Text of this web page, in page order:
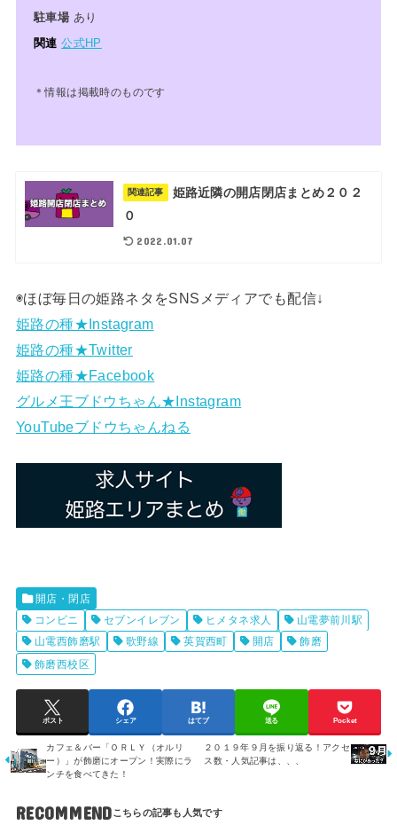
駐車場 あり
関連公式HP
＊情報は掲載時のものです
関連記事
姫路近隣の開店閉店まとめ２０２
０
2022.01.07
◉ほぼ毎日の姫路ネタをSNSメディアでも配信↓
姫路の種★Instagram
姫路の種★Twitter
姫路の種★Facebook
グルメ王ブドウちゃん★Instagram
YouTubeブドウちゃんねる
開店・閉店
コンビニ
セブンイレブン ヒメタネ求人
山電夢前川駅
山電西飾磨駅
歌野線 英賀西町 開店
飾磨
飾磨西校区
ポスト シェア はてブ 送る Pocket
カフェ＆バー「ＯＲＬＹ（オルリ
ー）」が飾磨にオープン！実際にラ
ンチを食べてきた！
２０１９年９月を振り返る！アクセ
ス数・人気記事は、、、
RECOMMEND